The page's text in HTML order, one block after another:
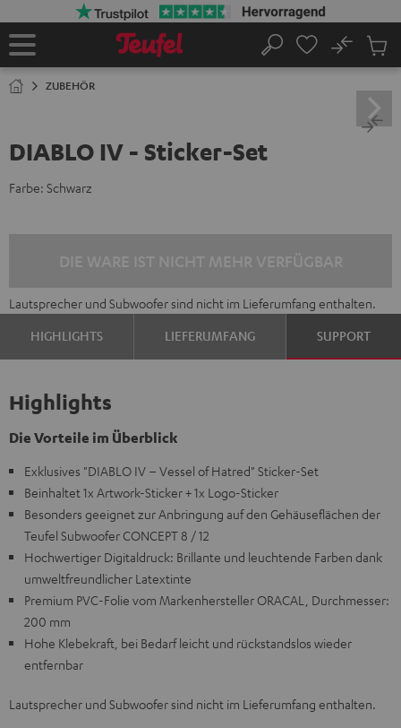
Startseite
Suche
No
ZUBEHÖR
DIABLO IV - Sticker-Set
Farbe: Schwarz
Lautsprecher und Subwoofer sind nicht im Lieferumfang enthalten.
HIGHLIGHTS
LIEFERUMFANG SUPPORT
Highlights
Die Vorteile im Überblick
Exklusives "DIABLO IV – Vessel of Hatred" Sticker-Set
Beinhaltet 1x Artwork-Sticker + 1x Logo-Sticker
Besonders geeignet zur Anbringung auf den Gehäuseflächen der
Teufel Subwoofer CONCEPT 8 / 12
Hochwertiger Digitaldruck: Brillante und leuchtende Farben dank
umwelt­freundlicher Latextinte
Premium PVC-Folie vom Markenhersteller ORACAL, Durchmesser:
200 mm
Hohe Klebekraft, bei Bedarf leicht und rückstandslos wieder
entfernbar
Lautsprecher und Subwoofer sind nicht im Lieferumfang enthalten.